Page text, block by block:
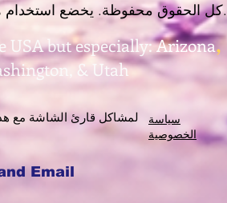
© 2021 ReadersGarden.org، LLC. كل الحقوق محفوظة. يخضع استخدام هذا الموقع لشروط استخدام معينة.
USA but especially:Arizona,
& Utah
سياسة
الخصوصية
Email